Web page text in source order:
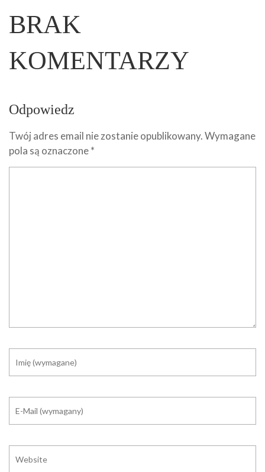
BRAK
KOMENTARZY
Odpowiedz
Twój adres email nie zostanie opublikowany.Wymagane
pola są oznaczone*